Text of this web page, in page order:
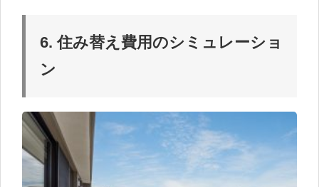
6. 住み替え費用のシミュレーショ
ン